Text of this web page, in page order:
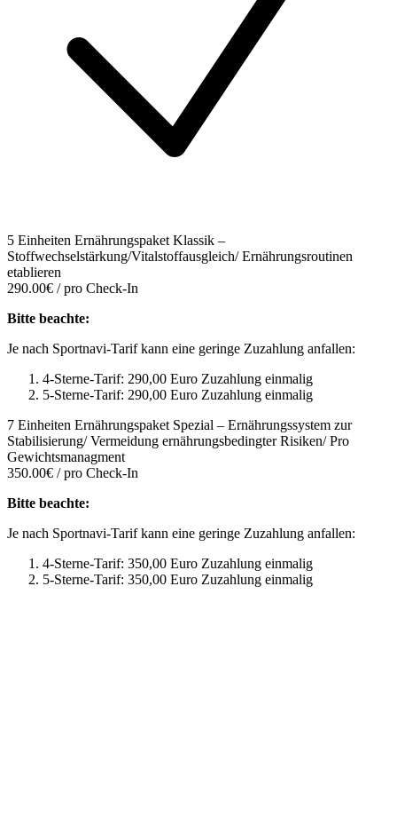
5 Einheiten Ernährungspaket Klassik –
Stoffwechselstärkung/Vitalstoffausgleich/ Ernährungsroutinen
etablieren
290.00€ / pro Check-In
Bitte beachte:
Je nach Sportnavi-Tarif kann eine geringe Zuzahlung anfallen:
4-Sterne-Tarif: 290,00 Euro Zuzahlung einmalig
5-Sterne-Tarif: 290,00 Euro Zuzahlung einmalig
7 Einheiten Ernährungspaket Spezial – Ernährungssystem zur
Stabilisierung/ Vermeidung ernährungsbedingter Risiken/ Pro
Gewichtsmanagment
350.00€ / pro Check-In
Bitte beachte:
Je nach Sportnavi-Tarif kann eine geringe Zuzahlung anfallen:
4-Sterne-Tarif: 350,00 Euro Zuzahlung einmalig
5-Sterne-Tarif: 350,00 Euro Zuzahlung einmalig